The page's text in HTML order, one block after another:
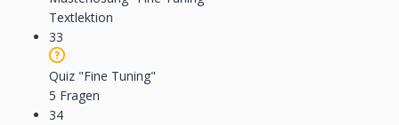
Textlektion
33
Quiz "Fine Tuning"
5 Fragen
34